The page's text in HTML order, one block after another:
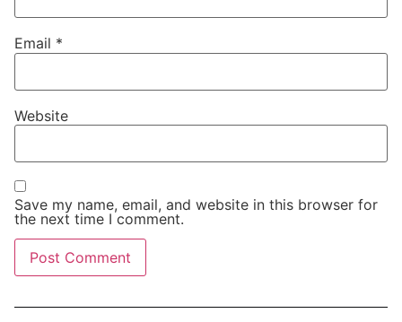
Email *
Website
Save my name, email, and website in this browser for
the next time I comment.